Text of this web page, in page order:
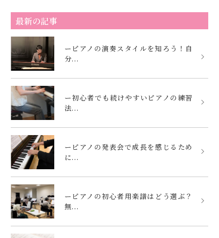
最新の記事
ーピアノの演奏スタイルを知ろう！自
分...
ー初心者でも続けやすいピアノの練習
法...
ーピアノの発表会で成長を感じるため
に...
ーピアノの初心者用楽譜はどう選ぶ？
無...